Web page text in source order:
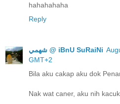
hahahahaha
Reply
ﺷﻬﻤﻲ @ iBnU SuRaiNi
GMT+2
Bila aku cakap aku dok
Nak wat caner, aku nih